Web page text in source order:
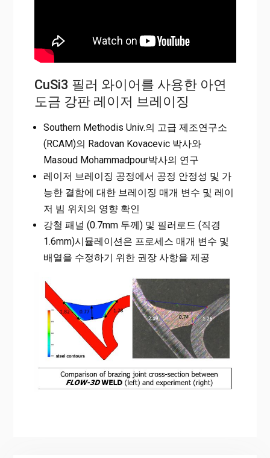
CuSi3 필러 와이어를 사용한 아연
도금 강판 레이저 브레이징
Southern Methodis Univ.의 고급 제조연구소
(RCAM)의 Radovan Kovacevic 박사와
Masoud Mohammadpour박사의 연구
레이저 브레이징 공정에서 공정 안정성 및 가
능한 결함에 대한 브레이징 매개 변수 및 레이
저 빔 위치의 영향 확인
강철 패널 (0.7mm 두께) 및 필러로드 (직경
1.6mm)시뮬레이션은 프로세스 매개 변수 및
배열을 수정하기 위한 권장 사항을 제공